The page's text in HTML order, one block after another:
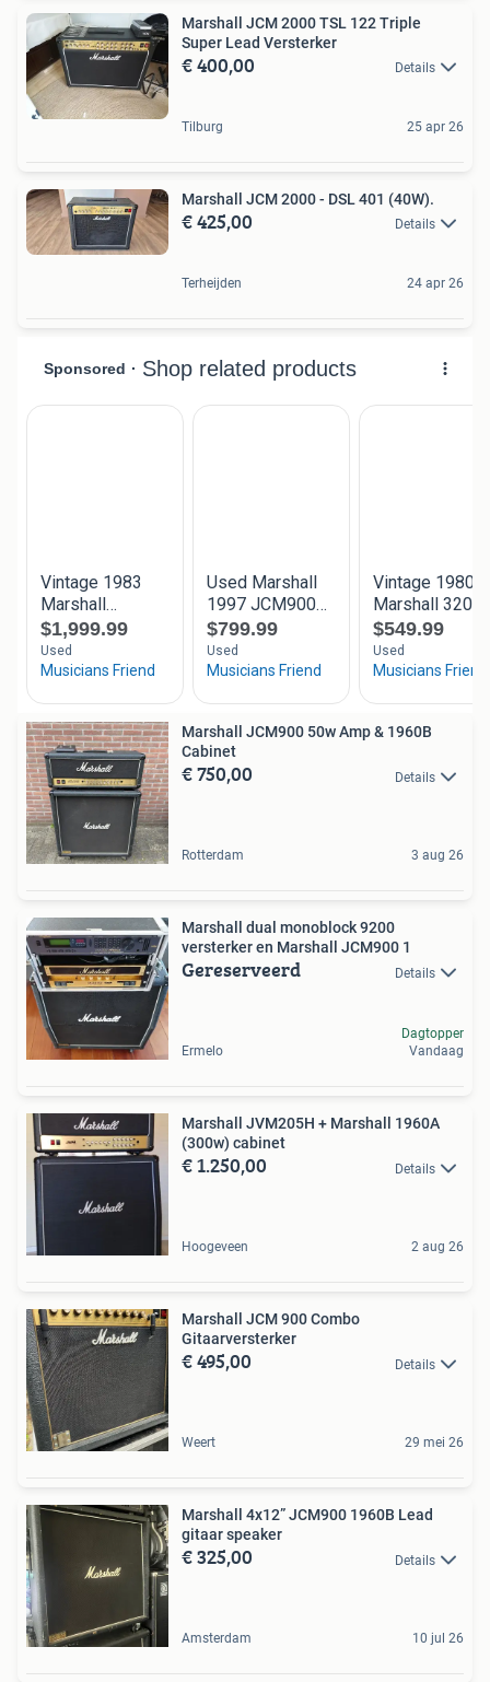
Marshall JCM 2000 TSL 122 Triple
Super Lead Versterker
€ 400,00 Details
Tilburg 25 apr 26
Marshall JCM 2000 - DSL 401 (40W).
€ 425,00 Details
Terheijden 24 apr 26
Marshall JCM900 50w Amp & 1960B
Cabinet
€ 750,00 Details
Rotterdam 3 aug 26
Marshall dual monoblock 9200
versterker en Marshall JCM900 1
Gereserveerd Details
Ermelo
Dagtopper
Vandaag
Marshall JVM205H + Marshall 1960A
(300w) cabinet
€ 1.250,00 Details
Hoogeveen 2 aug 26
Marshall JCM 900 Combo
Gitaarversterker
€ 495,00 Details
Weert 29 mei 26
Marshall 4x12” JCM900 1960B Lead
gitaar speaker
€ 325,00 Details
Amsterdam 10 jul 26